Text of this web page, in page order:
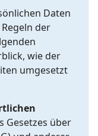
Daten
der
wie der
umgesetzt
Gesetzes über